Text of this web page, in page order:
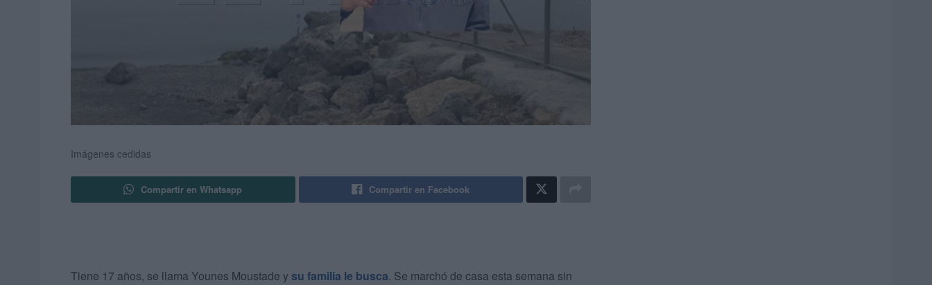
Imágenes cedidas
Compartir en Whatsapp Compartir en Facebook
Tiene 17 años, se llama Younes Moustade y su familia le busca. Se marchó de casa esta semana sin